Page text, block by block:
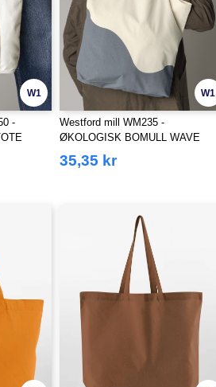
W1
-
W1
Westford mill WM235 -
ØKOLOGISK BOMULL WAVE
PRINT MAXI TOTE
35,35 kr